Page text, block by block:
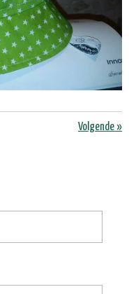
Volgende »